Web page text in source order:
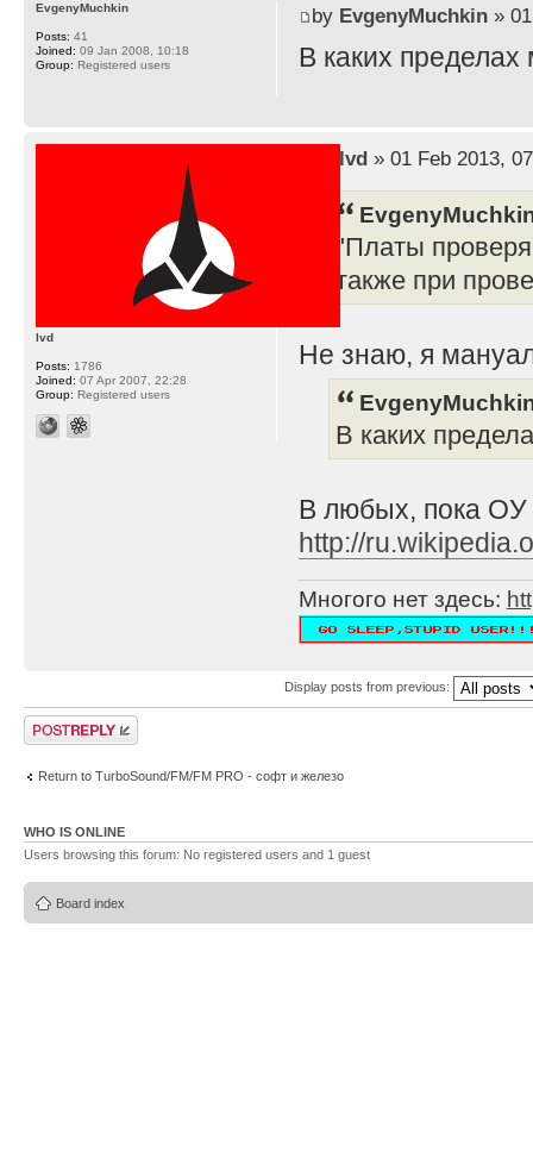
by EvgenyMuchkin» 01
В каких
EvgenyMuchkin
Posts: 41
Joined: 09 Jan 2008, 10:18
Group: Registered users
lvd» 01 Feb 2013,
"Платы
также при
Не знаю, я
В каких
В любых, пока ОУ
http://
Многого нет здесь:
lvd
Posts: 1786
Joined: 07 Apr 2007, 22:28
Group: Registered users
Display posts from previous:
Post a reply
Return to TurboSound/FM/FM PRO - софт и железо
WHO IS ONLINE
Users browsing this forum: No registered users and 1 guest
Board index